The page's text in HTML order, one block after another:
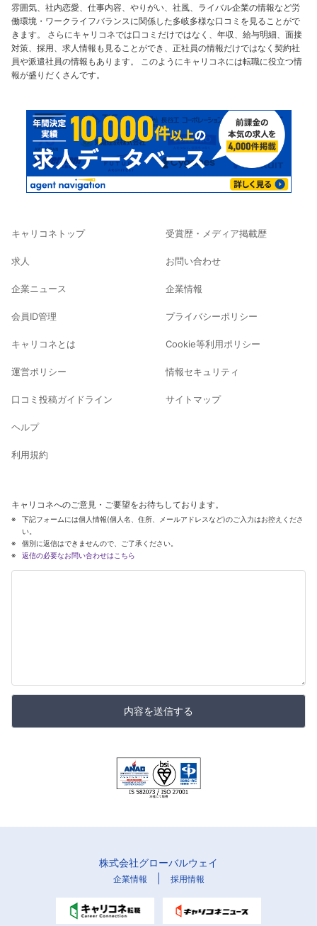
雰囲気、社内恋愛、仕事内容、やりがい、社風、ライバル企業の情報など労
働環境・ワークライフバランスに関係した多岐多様な口コミを見ることがで
きます。 さらにキャリコネでは口コミだけではなく、年収、給与明細、面接
対策、採用、求人情報も見ることができ、正社員の情報だけではなく契約社
員や派遣社員の情報もあります。 このようにキャリコネには転職に役立つ情
報が盛りだくさんです。
キャリコネトップ
求人
企業ニュース
会員ID管理
キャリコネとは
運営ポリシー
口コミ投稿ガイドライン
ヘルプ
利用規約
受賞歴・メディア掲載歴
お問い合わせ
企業情報
プライバシーポリシー
Cookie等利用ポリシー
情報セキュリティ
サイトマップ
キャリコネへのご意見・ご要望をお待ちしております。
下記フォームには個人情報(個人名、住所、メールアドレスなど)のご入力はお控えくださ
い。
個別に返信はできませんので、ご了承ください。
返信の必要なお問い合わせはこちら
内容を送信する
株式会社グローバルウェイ
企業情報 採用情報